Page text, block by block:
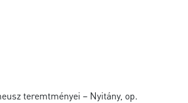
teremtményei – Nyitány, op.